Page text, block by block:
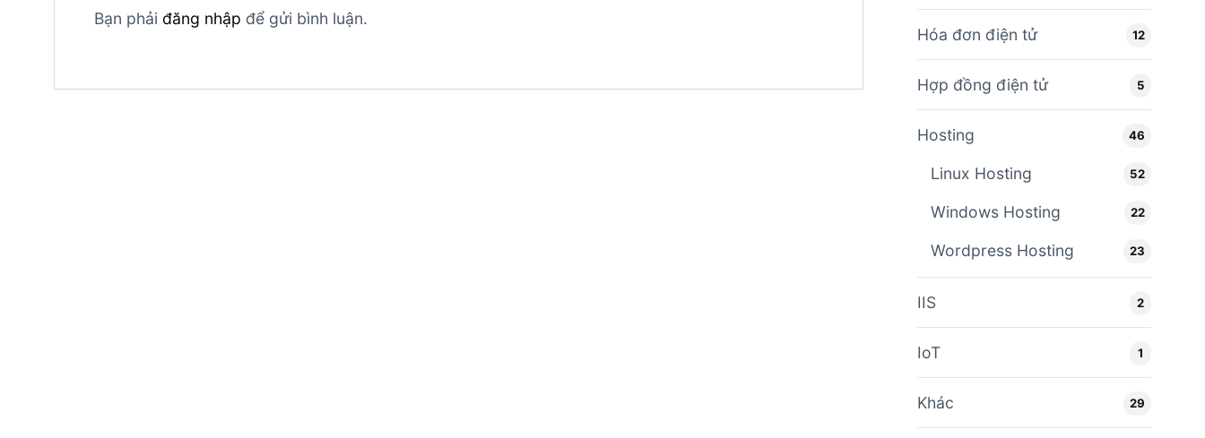
Bạn phải đăng nhập để gửi bình luận.
Hóa đơn điện tử 12
Hợp đồng điện tử 5
Hosting 46
Linux Hosting 52
Windows Hosting 22
Wordpress Hosting 23
IIS 2
IoT 1
Khác 29